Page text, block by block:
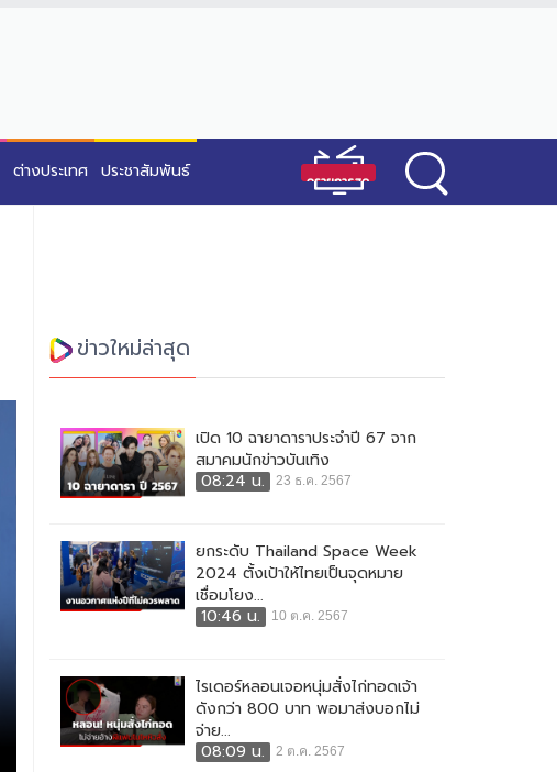
ต่างประเทศ ประชาสัมพันธ์
ข่าวใหม่ล่าสุด
เปิด 10 ฉายาดาราประจำปี 67 จาก
สมาคมนักข่าวบันเทิง
08:24 น.
23 ธ.ค. 2567
ยกระดับ Thailand Space Week
2024 ตั้งเป้าให้ไทยเป็นจุดหมาย
เชื่อมโยง...
10:46 น.
10 ต.ค. 2567
ไรเดอร์หลอนเจอหนุ่มสั่งไก่ทอดเจ้า
ดังกว่า 800 บาท พอมาส่งบอกไม่
จ่าย...
08:09 น.
2 ต.ค. 2567